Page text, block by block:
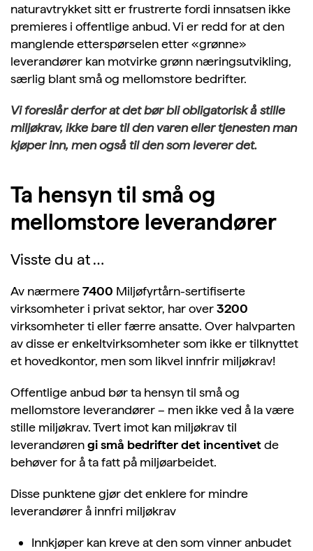
naturavtrykket sitt er frustrerte fordi innsatsen ikke
premieres i offentlige anbud. Vi er redd for at den
manglende etterspørselen etter «grønne»
leverandører kan motvirke grønn næringsutvikling,
særlig blant små og mellomstore bedrifter.
Vi foreslår derfor at det bør bli obligatorisk å stille
miljøkrav, ikke bare til den varen eller tjenesten man
kjøper inn, men også til den som leverer det.
Ta hensyn til små og
mellomstore leverandører
Visste du at …
Av nærmere7400 Miljøfyrtårn-sertifiserte
virksomheter i privat sektor, har over3200
virksomheter ti eller færre ansatte. Over halvparten
av disse er enkeltvirksomheter som ikke er tilknyttet
et hovedkontor, men som likvel innfrir miljøkrav!
Offentlige anbud bør ta hensyn til små og
mellomstore leverandører – men ikke ved å la være
stille miljøkrav. Tvert imot kan miljøkrav til
leverandørengi små bedrifter det incentivetde
behøver for å ta fatt på miljøarbeidet.
Disse punktene gjør det enklere for mindre
leverandører å innfri miljøkrav
Innkjøper kan kreve at den som vinner anbudet